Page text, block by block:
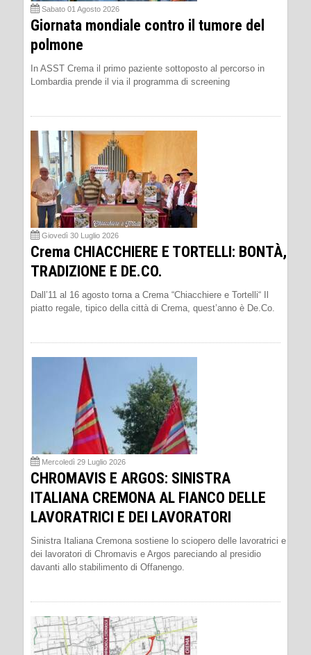
Sabato 01 Agosto 2026
Giornata mondiale contro il tumore del
polmone
In ASST Crema il primo paziente sottoposto al percorso in
Lombardia prende il via il programma di screening
Giovedì 30 Luglio 2026
Crema CHIACCHIERE E TORTELLI: BONTÀ,
TRADIZIONE E DE.CO.
Dall’11 al 16 agosto torna a Crema “Chiacchiere e Tortelli“ Il
piatto regale, tipico della città di Crema, quest’anno è De.Co.
Mercoledì 29 Luglio 2026
CHROMAVIS E ARGOS: SINISTRA
ITALIANA CREMONA AL FIANCO DELLE
LAVORATRICI E DEI LAVORATORI
Sinistra Italiana Cremona sostiene lo sciopero delle lavoratrici e
dei lavoratori di Chromavis e Argos pareciando al presidio
davanti allo stabilimento di Offanengo.